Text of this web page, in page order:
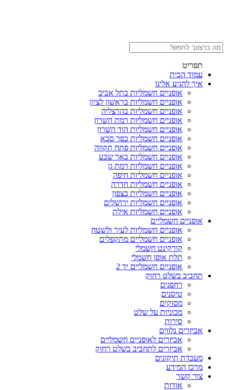
תפריט
עמוד הבית
איך להגיע אלינו
אופניים חשמליות בתל אביב
אופניים חשמליות בראשון לציון
אופניים חשמליות בהרצליה
אופניים חשמליות רמת השרון
אופניים חשמליות הוד השרון
אופניים חשמליות כפר סבא
אופניים חשמליות פתח תקווה
אופניים חשמליות באר שבע
אופניים חשמליות רמת גן
אופניים חשמליות חיפה
אופניים חשמליות חדרה
אופניים חשמליות בצפון
אופניים חשמליות ירושלים
אופניים חשמליות אילת
אופניים חשמליים
אופניים חשמליות לעיר ולשטח
אופניים חשמליים מתקפלים
קורקינט חשמלי
תלת אופן חשמלי
אופניים חשמליים יד 2
תחביב בשלט רחוק
רחפנים
טיסנים
מסוקים
מכוניות על שלט
סירות
אביזרים נלווים
אביזרים לאופניים חשמליים
אביזרים לתחביב בשלט רחוק
מעבדת תיקונים
מרכז המידע
צור קשר
אודות